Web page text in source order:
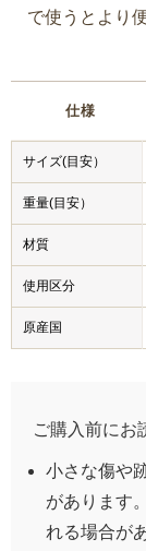
で使うとより
仕様
サイズ(目安）
重量(目安）
材質
使用区分
原産国
ご購入前にお
小さな傷や
があります
れる場合が